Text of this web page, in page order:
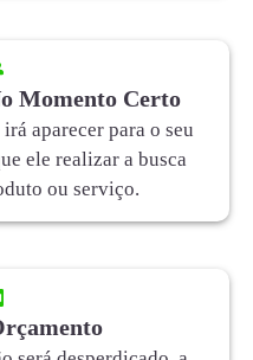
Momento Certo
aparecer para o seu
ele realizar a busca
ou serviço.